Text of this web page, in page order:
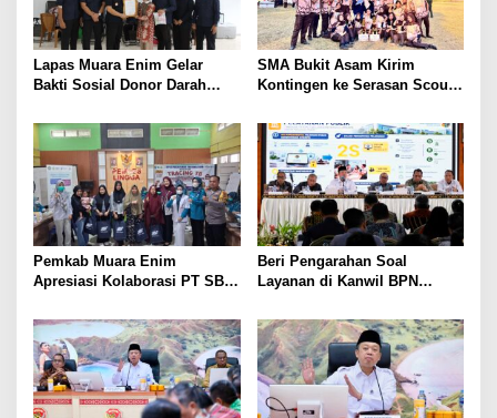
Lapas Muara Enim Gelar
Bakti Sosial Donor Darah
HUT ke-81 Republik Indonesia
SMA Bukit Asam Kirim
Kontingen ke Serasan Scout
Karakter dan Kepemimpinan
Siswa
Pemkab Muara Enim
Apresiasi Kolaborasi PT SBS
Warga Sekitar Tambang
Beri Pengarahan Soal
Layanan di Kanwil BPN
Nusron: Gunakan Sudut
Pandang Masyarakat